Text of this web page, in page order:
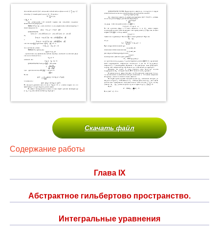
Скачать файл
Содержание работы
Глава IX
Абстрактное гильбертово пространство.
Интегральные уравнения